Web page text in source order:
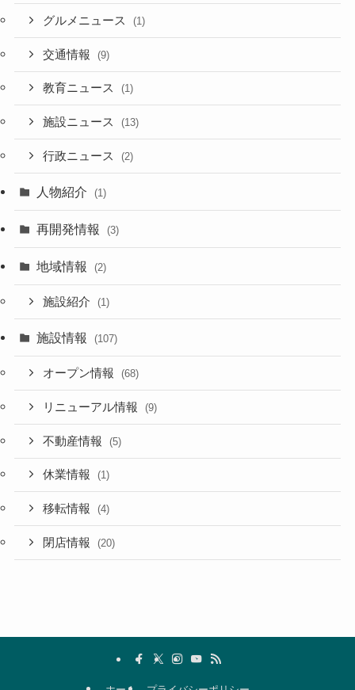
グルメニュース (1)
交通情報 (9)
教育ニュース (1)
施設ニュース (13)
行政ニュース (2)
人物紹介 (1)
再開発情報 (3)
地域情報 (2)
施設紹介 (1)
施設情報 (107)
オープン情報 (68)
リニューアル情報 (9)
不動産情報 (5)
休業情報 (1)
移転情報 (4)
閉店情報 (20)